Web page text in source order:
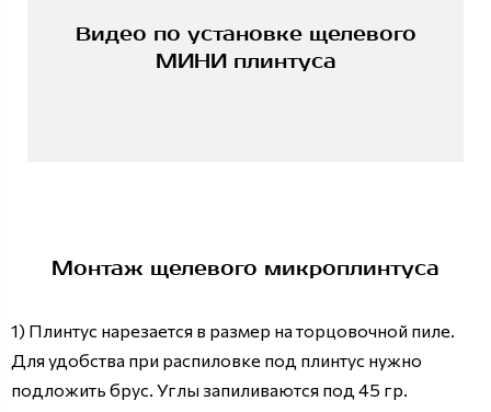
Видео по установке щелевого
МИНИ плинтуса
Монтаж щелевого микроплинтуса
1) Плинтус нарезается в размер на торцовочной пиле.
Для удобства при распиловке под плинтус нужно
подложить брус. Углы запиливаются под 45 гр.